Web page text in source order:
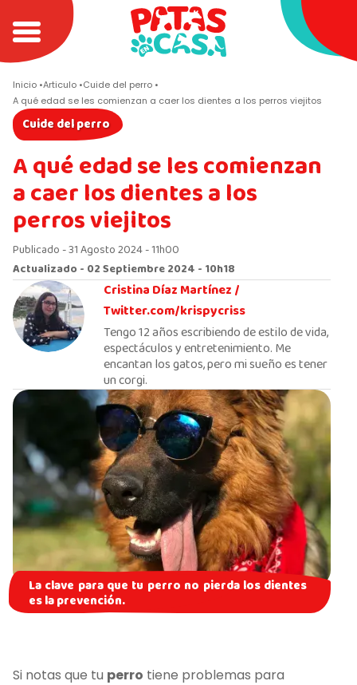
Inicio Articulo Cuide del perro
A qué edad se les comienzan a caer los dientes a los perros viejitos
Cuide del perro
A qué edad se les comienzan
a caer los dientes a los
perros viejitos
Publicado - 31 Agosto 2024 - 11h00
Actualizado - 02 Septiembre 2024 - 10h18
Cristina Díaz Martínez /
Twitter.com/krispycriss
Tengo 12 años escribiendo de estilo de vida,
espectáculos y entretenimiento. Me
encantan los gatos, pero mi sueño es tener
un corgi.
La clave para que tu perro no pierda los dientes
es la prevención.
Si notas que tu perro tiene problemas para